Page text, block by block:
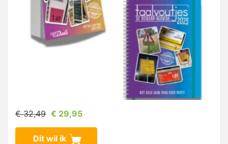
€ 32,49 € 29,95
Dit wil ik